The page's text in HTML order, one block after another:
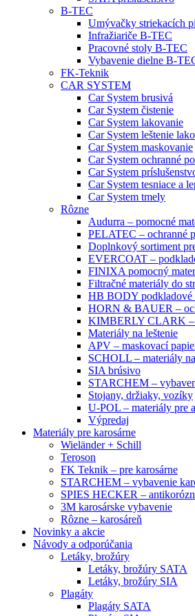
B-TEC
Umývačky striekacích
Infražiariče B-TEC
Pracovné stoly B-TEC
Vybavenie dielne B-
FK-Teknik
CAR SYSTEM
Car System brusivá
Car System čistenie
Car System lakovanie
Car System leštenie
Car System maskovanie
Car System ochranné
Car System
Car System tesniace a
Car System tmely
Rôzne
Audurra – pomocné
PELATEC – ochranné
Doplnkový sortiment
EVERCOAT –
FINIXA pomocný
Filtračné materiály do
HB BODY podkladové
HORN & BAUER –
KIMBERLY CLARK –
Materiály na leštenie
APV – maskovací
SCHOLL – materiály
SIA brúsivo
STARCHEM –
Stojany, držiaky, vozíky
U-POL – materiály pre
Výpredaj
Materiály pre karosárne
Wieländer + Schill
Teroson
FK Teknik – pre karosárne
STARCHEM – vybavenie
SPIES HECKER –
3M karosárske vybavenie
Rôzne – karosáreň
Novinky a akcie
Návody a odporúčania
Letáky, brožúry
Letáky, brožúry SATA
Letáky, brožúry SIA
Plagáty
Plagáty SATA